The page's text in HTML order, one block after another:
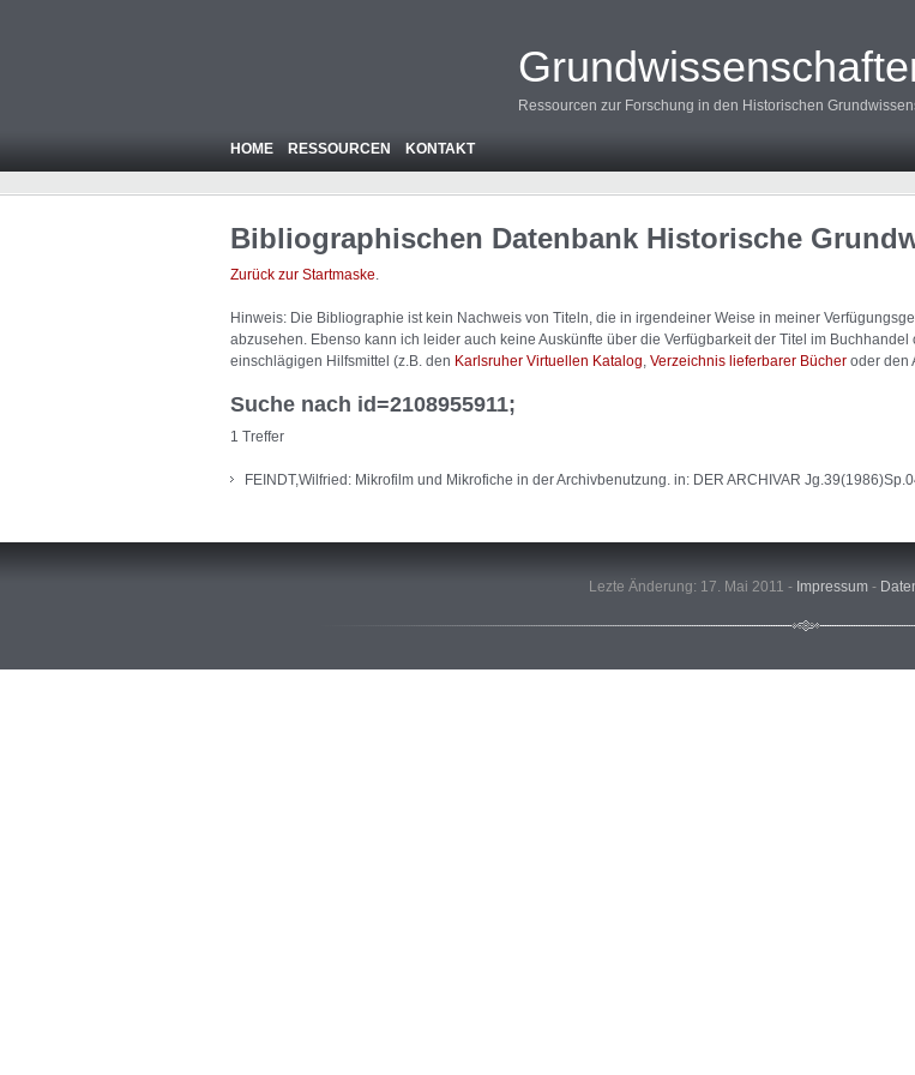
Ressourcen zur Forschung in den Historischen
HOME RESSOURCEN KONTAKT
Bibliographischen Datenbank Historische
Zurück zur Startmaske.
Hinweis: Die Bibliographie ist kein Nachweis von Titeln, die in irgendeiner Weise in meiner
abzusehen. Ebenso kann ich leider auch keine Auskünfte über die Verfügbarkeit der Titel im
einschlägigen Hilfsmittel (z.B. den Karlsruher Virtuellen Katalog Verzeichnis lieferbarer Bücher oder den
Suche nach id=2108955911;
1 Treffer
FEINDT,Wilfried: Mikrofilm und Mikrofiche in der Archivbenutzung. in: DER ARCHIVAR
Lezte Änderung: 17. Mai 2011 - Impressum -